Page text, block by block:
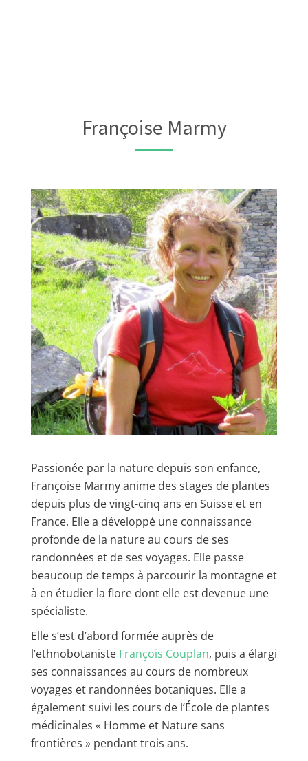
Françoise Marmy
Passionée par la nature depuis son enfance,
Françoise Marmy anime des stages de plantes
depuis plus de vingt-cinq ans en Suisse et en
France. Elle a développé une connaissance
profonde de la nature au cours de ses
randonnées et de ses voyages. Elle passe
beaucoup de temps à parcourir la montagne et
à en étudier la flore dont elle est devenue une
spécialiste.
Elle s’est d’abord formée auprès de
l’ethnobotaniste François Couplan, puis a élargi
ses connaissances au cours de nombreux
voyages et randonnées botaniques. Elle a
également suivi les cours de l’École de plantes
médicinales « Homme et Nature sans
frontières » pendant trois ans.